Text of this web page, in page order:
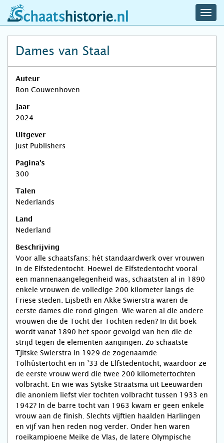
schaatshistorie.nl
Dames van Staal
Auteur
Ron Couwenhoven
Jaar
2024
Uitgever
Just Publishers
Pagina's
300
Talen
Nederlands
Land
Nederland
Beschrijving
Voor alle schaatsfans: hét standaardwerk over vrouwen
in de Elfstedentocht. Hoewel de Elfstedentocht vooral
een mannenaangelegenheid was, schaatsten al in 1890
enkele vrouwen de volledige 200 kilometer langs de
Friese steden. Lijsbeth en Akke Swierstra waren de
eerste dames die rond gingen. Wie waren al die andere
vrouwen die de Tocht der Tochten reden? In dit boek
wordt vanaf 1890 het spoor gevolgd van hen die de
strijd tegen de elementen aangingen. Zo schaatste
Tjitske Swierstra in 1929 de zogenaamde
Tolhûstertocht en in ’33 de Elfstedentocht, waardoor ze
de eerste vrouw werd die twee 200 kilometertochten
volbracht. En wie was Sytske Straatsma uit Leeuwarden
die anoniem liefst vier tochten volbracht tussen 1933 en
1942? In de barre tocht van 1963 kwam er geen enkele
vrouw aan de finish. Slechts vijftien haalden Harlingen
en vijf van hen reden nog verder. Onder hen waren
roeikampioene Meike de Vlas, de latere Olympische